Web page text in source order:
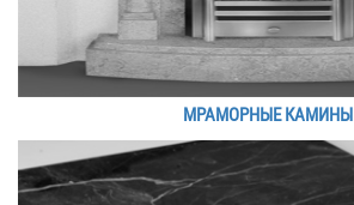
МРАМОРНЫЕ КАМИНЫ